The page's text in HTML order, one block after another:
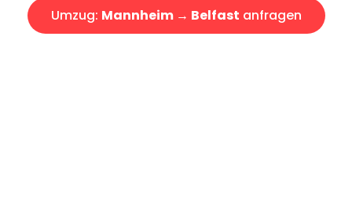
Umzug: Mannheim → Belfast anfragen